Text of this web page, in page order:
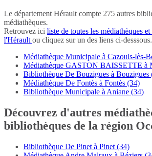
Le département Hérault compte 275 autres
médiathèques.
Retrouvez ici liste de toutes les médiathèques
l'Héraultou cliquez sur un des liens ci-desssous.
Médiathèque Municipale à Cazouls-lès-
Médiathèque GASTON BAISSETTE à
Bibliothèque De Bouzigues à Bouzigues
Médiathèque De Fontès à Fontès (34)
Bibliothèque Municipale à Aniane (34)
Découvrez d'autres
bibliothèques de la région
Bibliothèque De Pinet à Pinet (34)